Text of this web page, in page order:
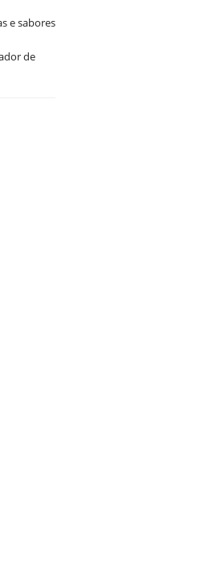
e sabores
de